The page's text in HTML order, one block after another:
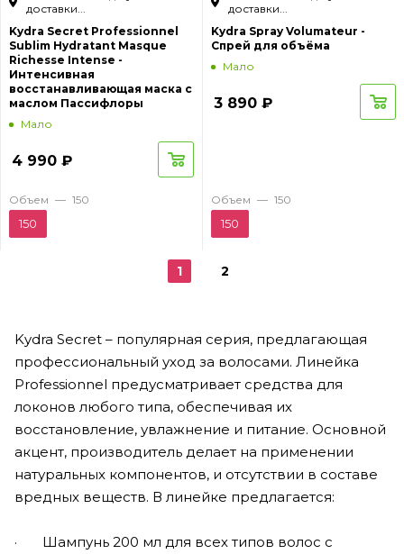
доставки...
Kydra Secret Professionnel
Sublim Hydratant Masque
Richesse Intense -
Интенсивная
восстанавливающая маска с
маслом Пассифлоры
Мало
4 990 ₽
Объем — 150
150
доставки...
Kydra Spray Volumateur -
Спрей для объёма
Мало
3 890 ₽
Объем — 150
150
1 2
Kydra Secret – популярная серия, предлагающая
профессиональный уход за волосами. Линейка
Professionnel предусматривает средства для
локонов любого типа, обеспечивая их
восстановление, увлажнение и питание. Основной
акцент, производитель делает на применении
натуральных компонентов, и отсутствии в составе
вредных веществ. В линейке предлагается:
· Шампунь 200 мл для всех типов волос с